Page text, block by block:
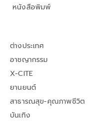
หนังสือพิมพ์
ต่างประเทศ
อาชญากรรม
X-CITE
ยานยนต์
สาธารณสุข-คุณภาพชีวิต
บันเทิง